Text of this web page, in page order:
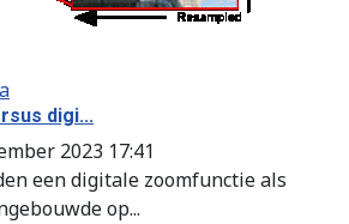
digi...
2023 17:41
een digitale zoomfunctie als
op...